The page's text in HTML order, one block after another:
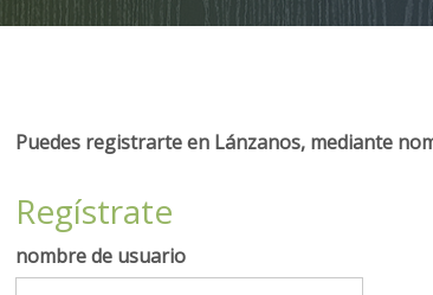
Puedes registrarte en Lánzanos, mediante
Regístrate
nombre de usuario